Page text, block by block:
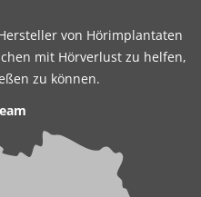
von Hörimplantaten
mit Hörverlust zu helfen,
zu können.